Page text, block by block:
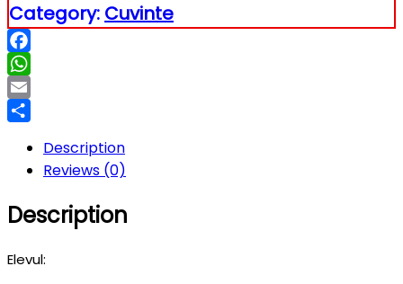
Category: Cuvinte
Facebook
WhatsApp
Email
Description
Reviews (0)
Description
Elevul: